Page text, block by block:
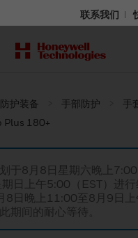
联系我们
护装备 手部防护 手
Plus 180+
于8月8日星期六晚上7:00
日上午5:00（EST）进行
8日晚上11:00至8月9日上
期间的耐心等待。